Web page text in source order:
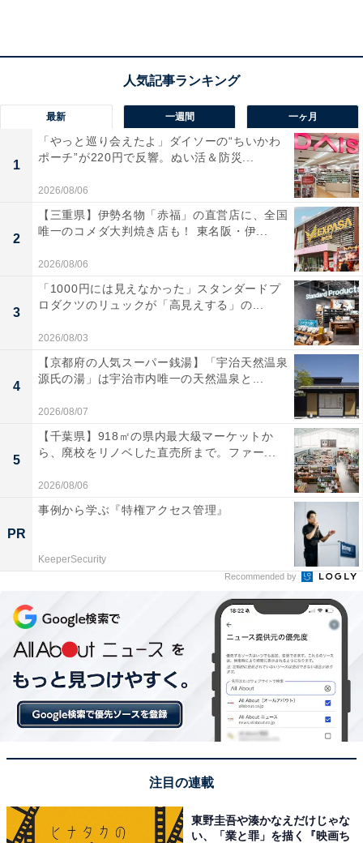
宿泊者からは「夕食と朝食のバイキングも、郷土料理を
はじめとして品数が多く、とても美味しかったです」
「温泉がトロトロツルツル 肌が喜びます」という声が
あがっています。絶景の温泉やバイキングを満喫したい
楽天トラベルのスーパーDEALとは？
楽天スーパーDEALは、全国各地人気ホテルや旅館を大
幅ポイントバックで予約できるイベント。楽天IDを用い
てスーパーDEAL対象のプランを予約し、実際に宿泊す
ると、もれなく宿泊料金の30～40％が楽天ポイントで還
元されます。お得に宿泊したい人は、日々更新されるお
※プラン名称に【楽天スーパーDEAL】と記載があるプ
ランのみ、ポイント還元対象です
楽天スーパーDEAL対象のホテル・プランを見る
最新 一週間 一ヶ月
1
「やっと巡り会えたよ」ダイソーの“ちいかわ
ポーチ”が220円で反響。ぬい活＆防災...
2026/08/06
2
【三重県】伊勢名物「赤福」の直営店に、全国
唯一のコメダ大判焼き店も！ 東名阪・伊...
2026/08/06
3
「1000円には見えなかった」スタンダードプ
ロダクツのリュックが「高見えする」の...
2026/08/03
4
【京都府の人気スーパー銭湯】「宇治天然温泉
源氏の湯」は宇治市内唯一の天然温泉と...
2026/08/07
5
【千葉県】918㎡の県内最大級マーケットか
ら、廃校をリノベした直売所まで。ファー...
2026/08/06
PR
事例から学ぶ『特権アクセス管理』
KeeperSecurity
Recommended by
注目の連載
東野圭吾や湊かなえだけじゃな
い、「業と罪」を描く『映画ち